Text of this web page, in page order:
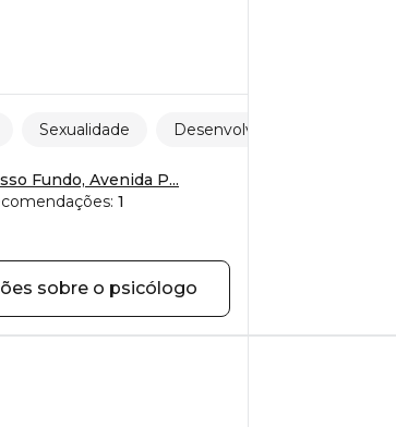
Sexualidade Desenvolvimento pessoal
Fundo, Avenida P...
1
sobre o psicólogo